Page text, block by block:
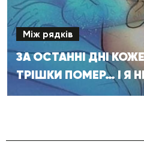
Між рядків
ЗА ОСТАННІ ДНІ
ТРІШКИ ПОМЕР… І Я